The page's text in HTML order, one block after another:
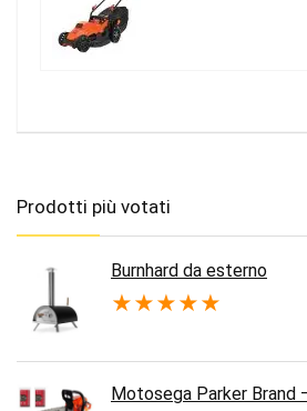
Prodotti più votati
Burnhard da esterno
★★★★★
Motosega Parker Brand